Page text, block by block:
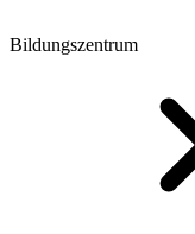
Bildungszentrum